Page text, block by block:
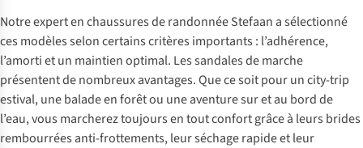
Notre expert en chaussures de randonnée Stefaan a sélectionné
ces modèles selon certains critères importants : l’adhérence,
l’amorti et un maintien optimal. Les sandales de marche
présentent de nombreux avantages. Que ce soit pour un city-trip
estival, une balade en forêt ou une aventure sur et au bord de
l’eau, vous marcherez toujours en tout confort grâce à leurs brides
rembourrées anti-frottements, leur séchage rapide et leur